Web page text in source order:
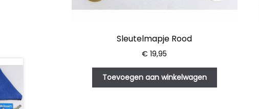
Sleutelmapje Rood
€ 19,95
Toevoegen aan winkelwagen